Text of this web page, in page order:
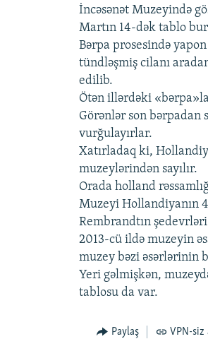
İncəsənət Muzeyində
Martın 14-dək tablo
Bərpa prosesində
tündləşmiş cilanı
edilib.
Ötən illərdəki
Görənlər son bərpadan
vurğulayırlar.
Xatırladaq ki,
muzeylərindən sayılır.
Orada holland
Muzeyi Hollandiyanın 4
Rembrandtın
2013-cü ildə muzeyin
muzey bəzi əsərlərinin
Yeri gəlmişkən,
tablosu da var.
Paylaş VPN-siz